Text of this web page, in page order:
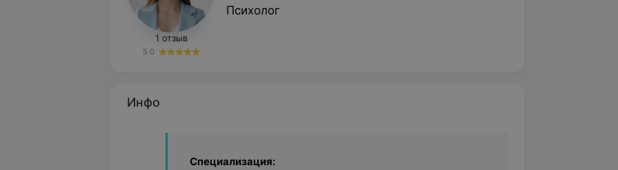
1 отзыв
5.0
Психолог
Инфо
Специализация: